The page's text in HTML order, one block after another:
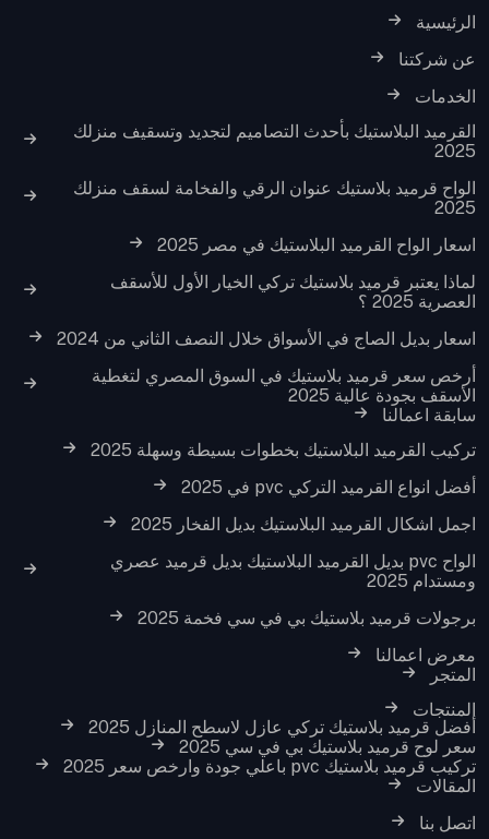
الرئيسية
عن شركتنا
الخدمات
القرميد البلاستيك بأحدث التصاميم لتجديد وتسقيف منزلك
2025
الواح قرميد بلاستيك عنوان الرقي والفخامة لسقف منزلك
2025
اسعار الواح القرميد البلاستيك في مصر 2025
لماذا يعتبر قرميد بلاستيك تركي الخيار الأول للأسقف
العصرية 2025 ؟
اسعار بديل الصاج في الأسواق خلال النصف الثاني من 2024
أرخص سعر قرميد بلاستيك في السوق المصري لتغطية
الأسقف بجودة عالية 2025
سابقة اعمالنا
تركيب القرميد البلاستيك بخطوات بسيطة وسهلة 2025
أفضل انواع القرميد التركي pvc في 2025
اجمل اشكال القرميد البلاستيك بديل الفخار 2025
الواح pvc بديل القرميد البلاستيك بديل قرميد عصري
ومستدام 2025
برجولات قرميد بلاستيك بي في سي فخمة 2025
معرض اعمالنا
المتجر
المنتجات
أفضل قرميد بلاستيك تركي عازل لاسطح المنازل 2025
سعر لوح قرميد بلاستيك بي في سي 2025
تركيب قرميد بلاستيك pvc باعلي جودة وارخص سعر 2025
المقالات
اتصل بنا